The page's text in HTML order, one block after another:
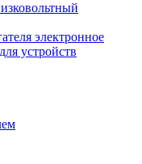
электронное
устройств